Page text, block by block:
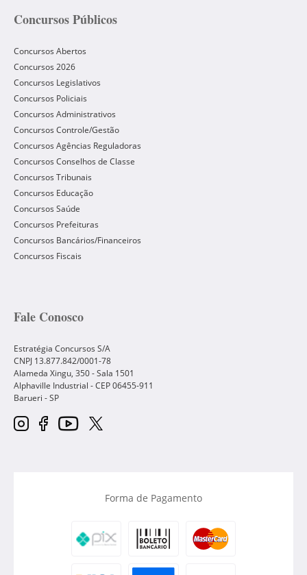
Concursos Públicos
Concursos Abertos
Concursos 2026
Concursos Legislativos
Concursos Policiais
Concursos Administrativos
Concursos Controle/Gestão
Concursos Agências Reguladoras
Concursos Conselhos de Classe
Concursos Tribunais
Concursos Educação
Concursos Saúde
Concursos Prefeituras
Concursos Bancários/Financeiros
Concursos Fiscais
Fale Conosco
Estratégia Concursos S/A
CNPJ 13.877.842/0001-78
Alameda Xingu, 350 - Sala 1501
Alphaville Industrial - CEP06455-911
Barueri -SP
Forma de Pagamento